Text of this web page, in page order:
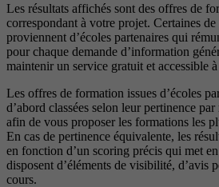
Les résultats affichés sont des offres de
correspondant à votre projet. Certaines
proviennent d’écoles partenaires qui
pour chaque demande d’information
maintenir un service gratuit et accessible
Les offres de formation issues d’écoles
d’abord classées selon leur pertinence
afin de vous proposer les formations les
En cas de pertinence équivalente, les
en fonction d’un scoring précis qui met
disposent d’éléments de visibilité, d’avis
cours.